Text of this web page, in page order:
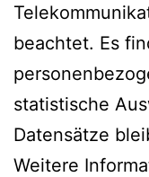
beachtet. Es
statistische
Datensätze
Weitere